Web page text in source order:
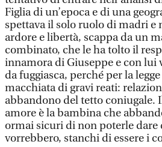
Figlia di un’epoca e di una
spettava il solo ruolo di madri e
ardore e libertà, scappa da un
combinato, che le ha tolto il
innamora di Giuseppe e con lui
da fuggiasca, perché per la
macchiata di gravi reati:
abbandono del tetto coniugale.
amore è la bambina che
ormai sicuri di non poterle
vorrebbero, stanchi di essere i